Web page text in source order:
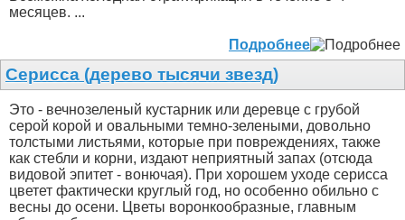
месяцев. ...
Подробнее
Серисса (дерево тысячи звезд)
Это - вечнозеленый кустарник или деревце с грубой
серой корой и овальными темно-зелеными, довольно
толстыми листьями, которые при повреждениях, также
как стебли и корни, издают неприятный запах (отсюда
видовой эпитет - вонючая). При хорошем уходе серисса
цветет фактически круглый год, но особенно обильно с
весны до осени. Цветы воронкообразные, главным